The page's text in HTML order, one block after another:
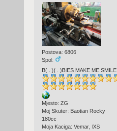
Postova: 6806
Spol:
B( . )( . )BIES MAKE ME SMILE
Mjesto: ZG
Moj Skuter: Baotian Rocky
180cc
Moja Kaciga: Vemar, IXS